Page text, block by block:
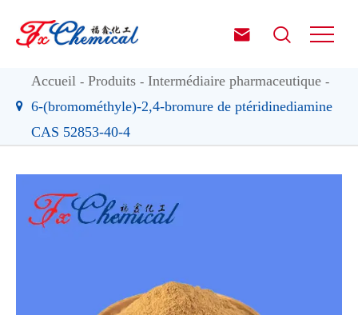
 
Accueil Produits
Intermédiaire pharmaceutique
6-(bromométhyle)-2,4-bromure de ptéridinediamine
CAS 52853-40-4